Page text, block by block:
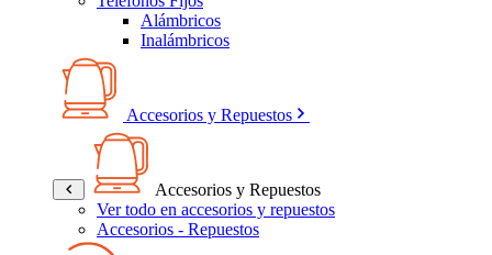
Alámbricos
Inalámbricos
Accesorios y Repuestos
Accesorios y Repuestos
Ver todo en accesorios y repuestos
Accesorios - Repuestos